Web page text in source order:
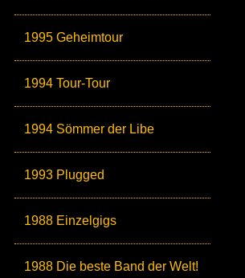
1995 Geheimtour
1994 Tour-Tour
1994 Sömmer der Libe
1993 Plugged
1988 Einzelgigs
1988 Die beste Band der Welt!